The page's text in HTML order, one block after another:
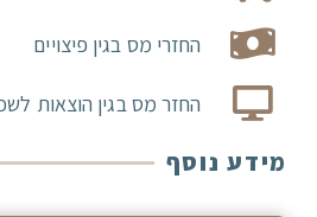
החזרי מס בגין פיצויים
החזר מס בגין הוצאות
מידע נוסף